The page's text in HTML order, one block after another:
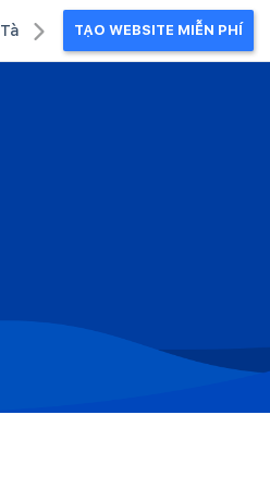
Tài liệu kinh doanhTẠO WEBSITE MIỄN PHÍ